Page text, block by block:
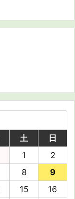
土
日
1
2
8
9
15
16